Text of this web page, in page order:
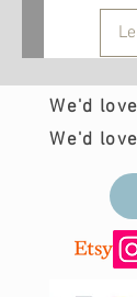
We'd
We'd